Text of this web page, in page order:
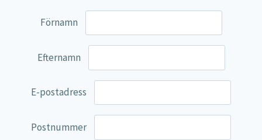
Mage & Tarm
Stressad & Trött
Muskler & Leder
Förnamn
Efternamn
E-postadress
Postnummer